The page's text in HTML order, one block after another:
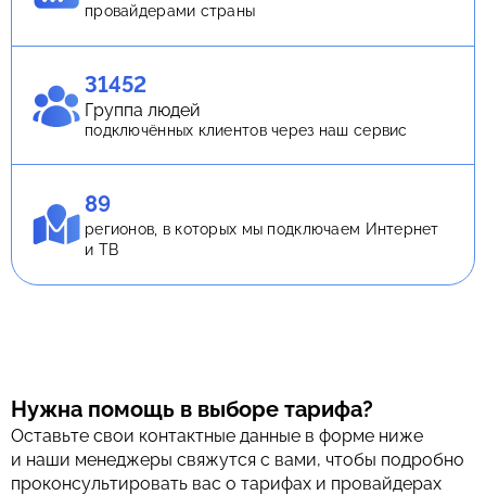
провайдерами страны
31452
Группа людей
подключённых клиентов через наш сервис
89
регионов, в которых мы подключаем Интернет
и ТВ
Нужна помощь в выборе тарифа?
Оставьте свои контактные данные в форме ниже
и наши менеджеры свяжутся с вами, чтобы подробно
проконсультировать вас о тарифах и провайдерах